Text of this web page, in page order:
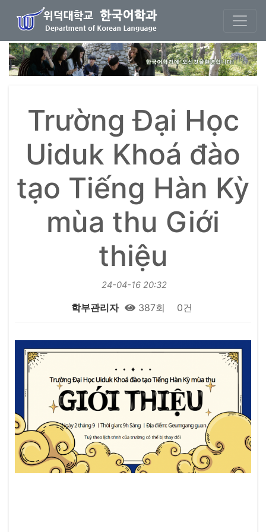
Trường Đại Học
Uiduk Khoá đào
tạo Tiếng Hàn Kỳ
mùa thu Giới
thiệu
24-04-16 20:32
학부관리자 387회 0건
본문